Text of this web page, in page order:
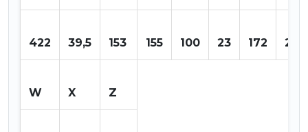
422 39,5 153 155 100 23 172 203
W X Z